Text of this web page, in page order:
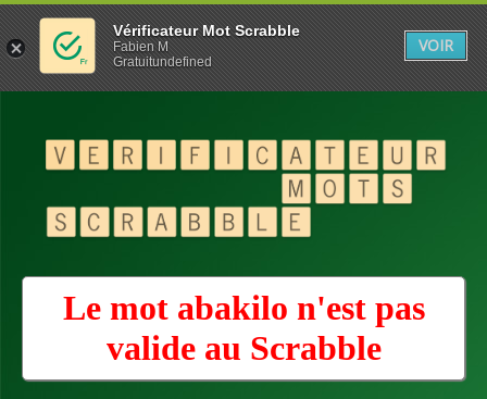
Le mot abakilo n'est pas
valide au Scrabble
Vérificateur Mot Scrabble
Fabien M
Gratuitundefined
VOIR